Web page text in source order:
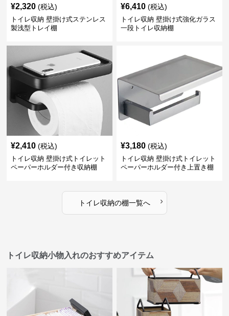
¥2,320 (税込)
トイレ収納 壁掛け式ステンレス
製浅型トレイ棚
¥6,410 (税込)
トイレ収納 壁掛け式強化ガラス
一段トイレ収納棚
¥2,410 (税込)
トイレ収納 壁掛け式トイレット
ペーパーホルダー付き収納棚
¥3,180 (税込)
トイレ収納 壁掛け式トイレット
ペーパーホルダー付き上置き棚
トイレ収納の棚一覧へ ›
トイレ収納小物入れのおすすめアイテム